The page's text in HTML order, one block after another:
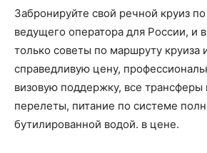
Забронируйте свой речной круиз
ведущего оператора для России, и
только советы по маршруту круиза
справедливую цену,
визовую поддержку, все трансферы
перелеты, питание по системе
бутилированной водой. в цене.